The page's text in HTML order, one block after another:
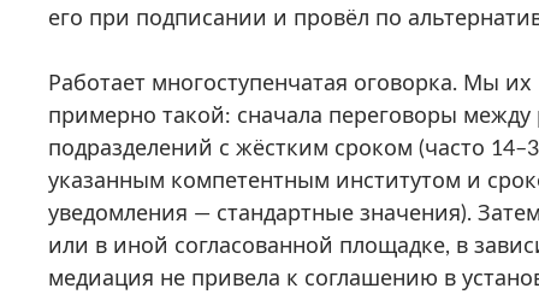
его при подписании и провёл по
Работает многоступенчатая оговорка. Мы их
примерно такой: сначала переговоры
подразделений с жёстким сроком (часто
указанным компетентным институтом и
уведомления — стандартные значения).
или в иной согласованной площадке, в
медиация не привела к соглашению в